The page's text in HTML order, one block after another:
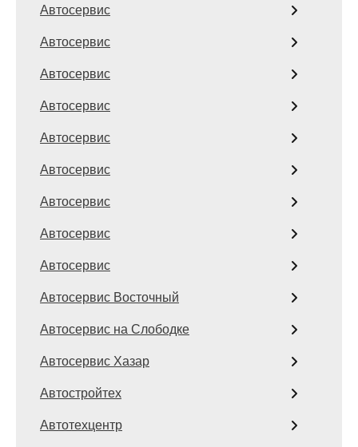
Автосервис
Автосервис
Автосервис
Автосервис
Автосервис
Автосервис
Автосервис
Автосервис
Автосервис
Автосервис Восточный
Автосервис на Слободке
Автосервис Хазар
Автостройтех
Автотехцентр